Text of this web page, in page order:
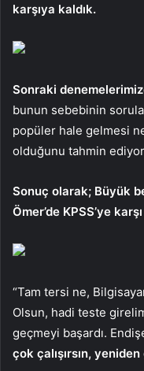
karşıya kaldık.
Sonraki
bunun sebebinin
popüler hale gelmesi
olduğunu tahmin
Sonuç olarak; Büyük
Ömer’de KPSS’ye
“Tam tersi ne,
Olsun, hadi teste
geçmeyi başardı.
çok çalışırsın,